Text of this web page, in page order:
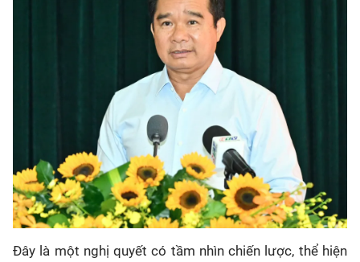
Đây là một nghị quyết có tầm nhìn chiến lược, thể hiện